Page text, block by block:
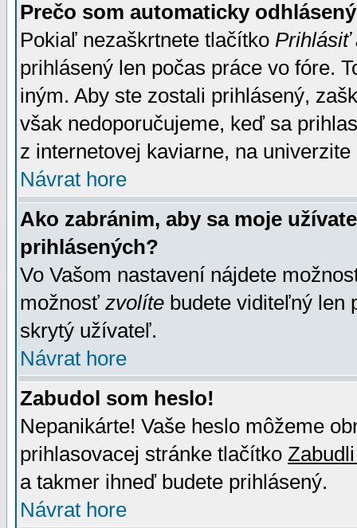
Prečo som automaticky
Pokiaľ nezaškrtnete tlačítko Prihlásiť
prihlásený len počas práce vo fóre.
iným. Aby ste zostali prihlásený,
však nedoporučujeme, keď sa
z internetovej kaviarne, na univerzite
Návrat hore
Ako zabránim, aby sa moje
prihlásených?
Vo Vašom nastavení nájdete
možnosť zvolíte budete viditeľný len
skrytý užívateľ.
Návrat hore
Zabudol som heslo!
Nepanikárte! Vaše heslo môžeme
prihlasovacej stránke tlačítko
a takmer ihneď budete prihlásený.
Návrat hore